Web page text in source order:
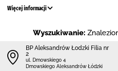
Więcej informacji
Wyszukiwanie:
BP Aleksandrów Łodzki Filia nr
2
ul. Dmowskiego 4
Dmowskiego Aleksandrów Łódzki